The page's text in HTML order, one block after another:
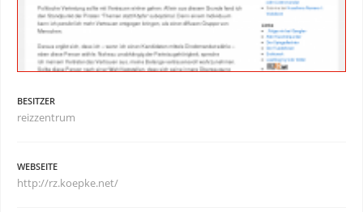
BESITZER
reizzentrum
WEBSEITE
http://rz.koepke.net/